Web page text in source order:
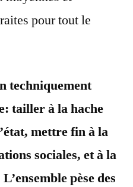
pour tout le
techniquement
tailler à la hache
mettre fin à la
sociales, et à la
pèse des